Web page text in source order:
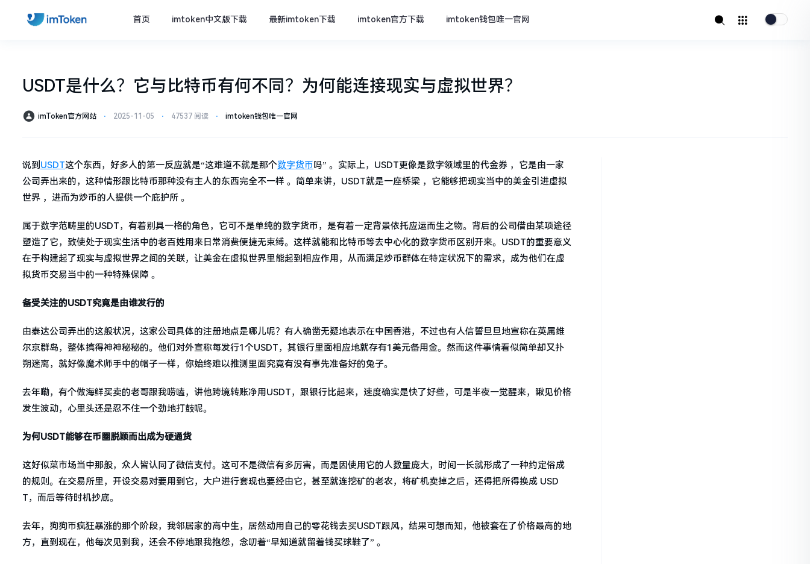
首页 imtoken中文版下载 最新imtoken下载 imtoken官方下载 imtoken钱包唯一官网
USDT是什么？它与比特币有何不同？为何能连接现实与虚拟世界？
imToken官方网站 ⋅ 2025-11-05 ⋅ 47537 阅读 ⋅ imtoken钱包唯一官网
说到USDT这个东西，好多人的第一反应就是“这难道不就是那个数字货币吗” 。实际上，USDT更像是数字领域里的代金券 ，它是由一家
公司弄出来的，这种情形跟比特币那种没有主人的东西完全不一样 。简单来讲，USDT就是一座桥梁 ，它能够把现实当中的美金引进虚拟
世界 ，进而为炒币的人提供一个庇护所 。
属于数字范畴里的USDT，有着别具一格的角色，它可不是单纯的数字货币，是有着一定背景依托应运而生之物。背后的公司借由某项途径
塑造了它，致使处于现实生活中的老百姓用来日常消费便捷无束缚。这样就能和比特币等去中心化的数字货币区别开来。USDT的重要意义
在于构建起了现实与虚拟世界之间的关联，让美金在虚拟世界里能起到相应作用，从而满足炒币群体在特定状况下的需求，成为他们在虚
拟货币交易当中的一种特殊保障 。
备受关注的USDT究竟是由谁发行的
由泰达公司弄出的这般状况，这家公司具体的注册地点是哪儿呢？有人确凿无疑地表示在中国香港，不过也有人信誓旦旦地宣称在英属维
尔京群岛，整体搞得神神秘秘的。他们对外宣称每发行1个USDT，其银行里面相应地就存有1美元备用金。然而这件事情看似简单却又扑
朔迷离，就好像魔术师手中的帽子一样，你始终难以推测里面究竟有没有事先准备好的兔子。
去年嘞，有个做海鲜买卖的老哥跟我唠嗑，讲他跨境转账净用USDT，跟银行比起来，速度确实是快了好些，可是半夜一觉醒来，瞅见价格
发生波动，心里头还是忍不住一个劲地打鼓呢。
为何USDT能够在币圈脱颖而出成为硬通货
这好似菜市场当中那般，众人皆认同了微信支付。这可不是微信有多厉害，而是因使用它的人数量庞大，时间一长就形成了一种约定俗成
的规则。在交易所里，开设交易对要用到它，大户进行套现也要经由它，甚至就连挖矿的老农，将矿机卖掉之后，还得把所得换成 USD
T，而后等待时机抄底。
去年，狗狗币疯狂暴涨的那个阶段，我邻居家的高中生，居然动用自己的零花钱去买USDT跟风，结果可想而知，他被套在了价格最高的地
方，直到现在，他每次见到我，还会不停地跟我抱怨，念叨着“早知道就留着钱买球鞋了” 。